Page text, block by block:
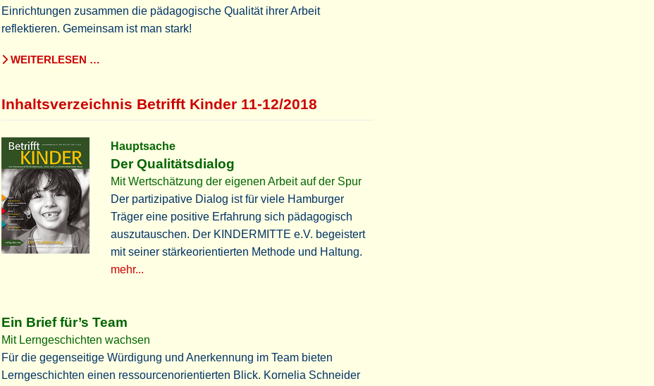
Einrichtungen zusammen die pädagogische Qualität ihrer Arbeit
reflektieren. Gemeinsam ist man stark!
WEITERLESEN …
Inhaltsverzeichnis Betrifft Kinder 11-12/2018
Hauptsache
Der Qualitätsdialog
Mit Wertschätzung der eigenen Arbeit auf der Spur
Der partizipative Dialog ist für viele Hamburger
Träger eine positive Erfahrung sich pädagogisch
auszutauschen. Der KINDERMITTE e.V. begeistert
mit seiner stärkeorientierten Methode und Haltung.
mehr...
Ein Brief für’s Team
Mit Lerngeschichten wachsen
Für die gegenseitige Würdigung und Anerkennung im Team bieten
Lerngeschichten einen ressourcenorientierten Blick. Kornelia Schneider